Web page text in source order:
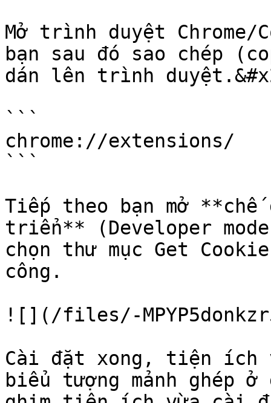
Mở trình duyệt Chrome/
bạn sau đó sao chép
dán lên trình
```
chrome://extensions/
```
Tiếp theo bạn mở **chế
triển** (Developer
chọn thư mục Get
công.
![](/files/-
Cài đặt xong, tiện ích
biểu tượng mảnh ghép